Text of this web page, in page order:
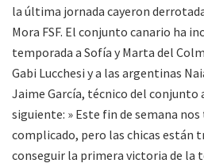
la última jornada cayeron
Mora FSF. El conjunto canario ha
temporada a Sofía y Marta del
Gabi Lucchesi y a las argentinas
Jaime García, técnico del conjunto
siguiente: » Este fin de semana
complicado, pero las chicas están
conseguir la primera victoria de la